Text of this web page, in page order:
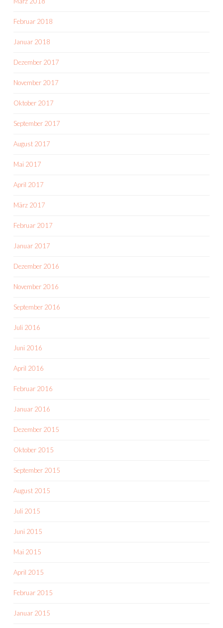
Februar 2018
Januar 2018
Dezember 2017
November 2017
Oktober 2017
September 2017
August 2017
Mai 2017
April 2017
März 2017
Februar 2017
Januar 2017
Dezember 2016
November 2016
September 2016
Juli 2016
Juni 2016
April 2016
Februar 2016
Januar 2016
Dezember 2015
Oktober 2015
September 2015
August 2015
Juli 2015
Juni 2015
Mai 2015
April 2015
Februar 2015
Januar 2015